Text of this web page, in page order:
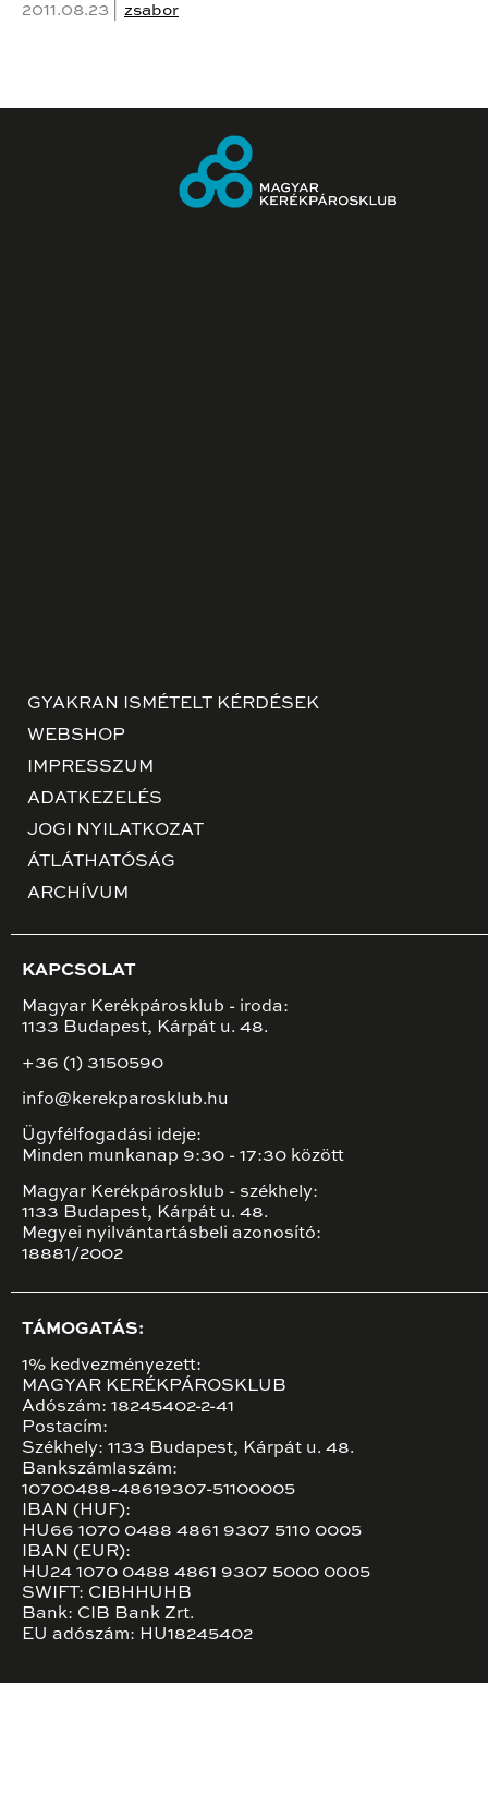
2011.08.23 | zsabor
GYAKRAN ISMÉTELT KÉRDÉSEK
WEBSHOP
IMPRESSZUM
ADATKEZELÉS
JOGI NYILATKOZAT
ÁTLÁTHATÓSÁG
ARCHÍVUM
KAPCSOLAT
Magyar Kerékpárosklub - iroda:
1133 Budapest, Kárpát u. 48.
+36 (1) 3150590
info@kerekparosklub.hu
Ügyfélfogadási ideje:
Minden munkanap 9:30 - 17:30 között
Magyar Kerékpárosklub - székhely:
1133 Budapest, Kárpát u. 48.
Megyei nyilvántartásbeli azonosító:
18881/2002
TÁMOGATÁS:
1% kedvezményezett:
MAGYAR KERÉKPÁROSKLUB
Adószám: 18245402-2-41
Postacím:
Székhely: 1133 Budapest, Kárpát u. 48.
Bankszámlaszám:
10700488-48619307-51100005
IBAN (HUF):
HU66 1070 0488 4861 9307 5110 0005
IBAN (EUR):
HU24 1070 0488 4861 9307 5000 0005
SWIFT: CIBHHUHB
Bank: CIB Bank Zrt.
EU adószám: HU18245402